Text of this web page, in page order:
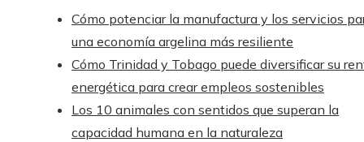
Cómo potenciar la manufactura y los servicios
una economía argelina más resiliente
Cómo Trinidad y Tobago puede diversificar su
energética para crear empleos sostenibles
Los 10 animales con sentidos que superan la
capacidad humana en la naturaleza